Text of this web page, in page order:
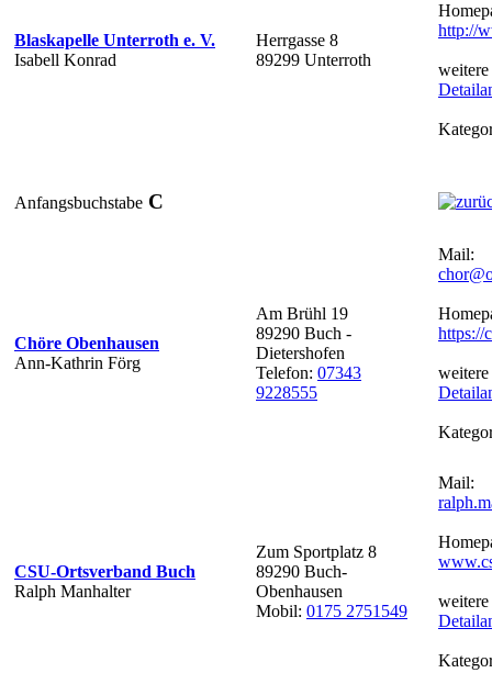
Blaskapelle Unterroth e. V.
Isabell Konrad
Herrgasse 8
89299 Unterroth
http://
Anfangsbuchstabe C
Chöre Obenhausen
Ann-Kathrin Förg
Am Brühl 19
89290 Buch -
Dietershofen
Telefon: 07343
9228555
Mail:
https://
CSU-Ortsverband Buch
Ralph Manhalter
Zum Sportplatz 8
89290 Buch-
Obenhausen
Mobil: 0175 2751549
Mail: